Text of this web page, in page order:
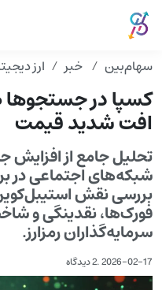
سهام‌بین خبر ارز
کسپا در
افت شدید قیمت
فورک‌ها، نقدینگی و
سرمایه‌گذاران رمزارز.
2026-02-17
.2 دیدگاه